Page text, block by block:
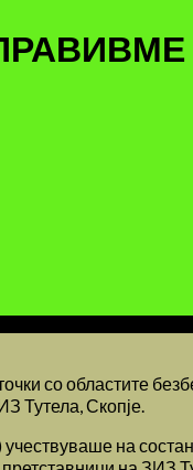
со областите
Тутела, Скопје.
на